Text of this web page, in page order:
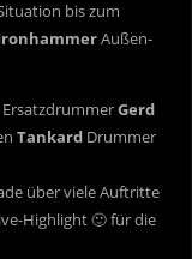
bis zum
Außen-
ErsatzdrummerGerd
TankardDrummer
über viele Auftritte
Highlight 🙂 für die